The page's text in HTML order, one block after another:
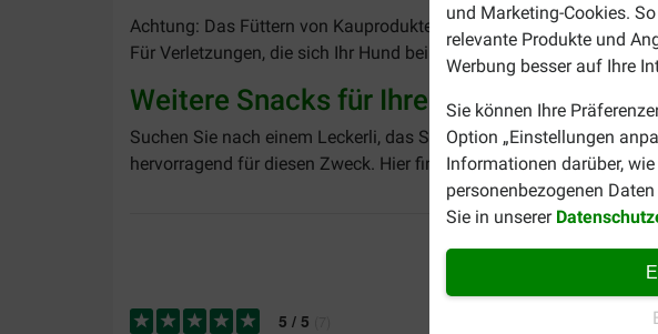
und Marketing-Cookies.
relevante Produkte und
Werbung besser auf Ihre
Sie können Ihre
Option „Einstellungen
Informationen darüber,
personenbezogenen
Sie in unserer
Achtung: Das Füttern von Kauprodukten erfolgt auf eigene
Für Verletzungen, die sich Ihr Hund beim Kauen auf dem
Weitere Snacks für Ihren vierbeinigen
Suchen Sie nach einem Leckerli, das Sie während einer
hervorragend für diesen Zweck. Hier finden Sie unser
5 / 5